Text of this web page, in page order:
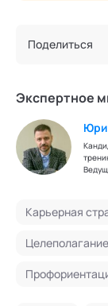
Поделиться
Экспертное
Карьерная